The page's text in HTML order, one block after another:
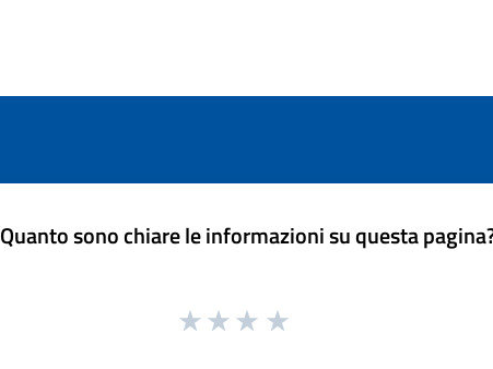
Quanto sono chiare le informazioni su questa